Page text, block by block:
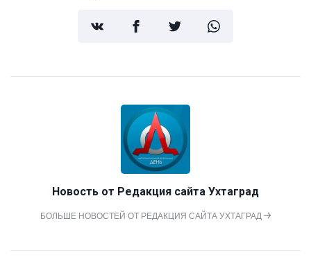
Новость от Редакция сайта Ухтаград
БОЛЬШЕ НОВОСТЕЙ ОТ РЕДАКЦИЯ САЙТА УХТАГРАД